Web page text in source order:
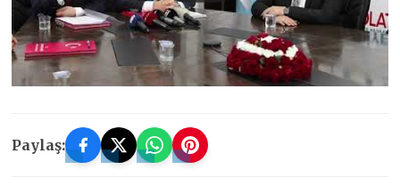
Paylaş: